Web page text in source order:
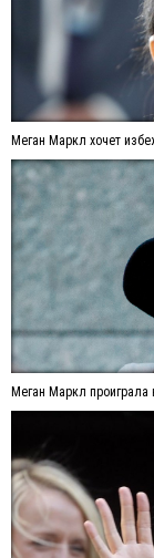
Меган Маркл хочет
Меган Маркл проиграла